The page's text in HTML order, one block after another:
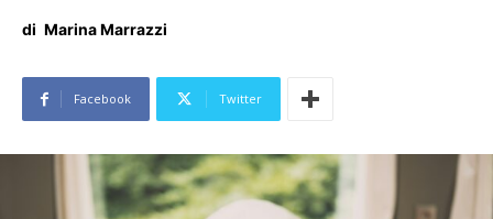
di Marina Marrazzi
Facebook Twitter